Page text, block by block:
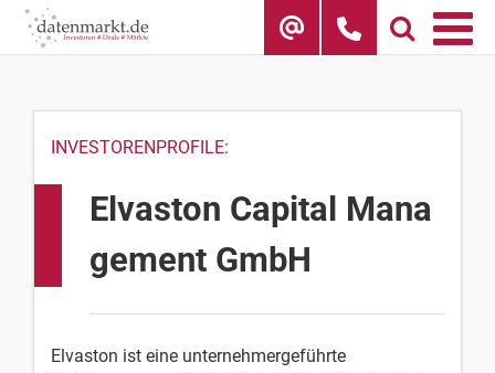
Skip
INVESTORENPROFILE:
Elvaston Capital Mana
gement GmbH
Elvaston ist eine unternehmergeführte